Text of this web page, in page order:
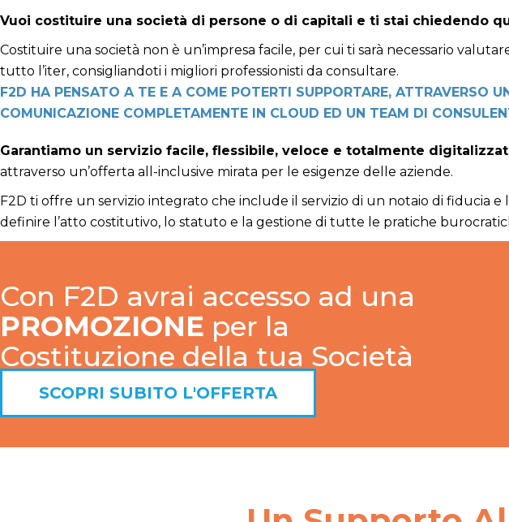
Vuoi costituire una società di persone o di capitali e ti stai chiedendo
Costituire una società non è un’impresa facile, per cui ti sarà necessario
tutto l’iter, consigliandoti i migliori professionisti da consultare.
F2D HA PENSATO A TE E A COME POTERTI SUPPORTARE, ATTRAVERSO
COMUNICAZIONE COMPLETAMENTE IN CLOUD ED UN TEAM DI
Garantiamo un servizio facile, flessibile, veloce e totalmente
attraverso un’offerta all-inclusive mirata per le esigenze delle aziende.
F2D ti offre un servizio integrato che include il servizio di un notaio di fiducia
definire l’atto costitutivo, lo statuto e la gestione di tutte le pratiche
Con F2D avrai accesso ad una
PROMOZIONE per la
Costituzione della tua Società
SCOPRI SUBITO L'OFFERTA